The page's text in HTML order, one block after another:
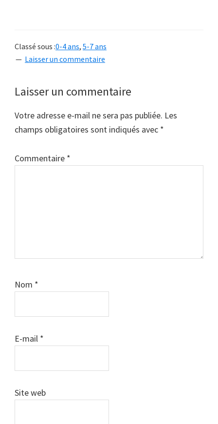
Classé sous :0-4 ans, 5-7 ans
Laisser un commentaire
Interactions
lecteur
Laisser un commentaire
Votre adresse e-mail ne sera pas publiée. Les
champs obligatoires sont indiqués avec *
Commentaire *
Nom *
E-mail *
Site web